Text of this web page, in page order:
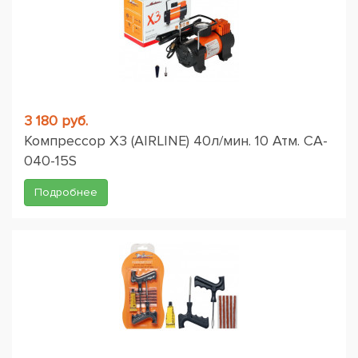
3 180 руб.
Компрессор X3 (AIRLINE) 40л/мин. 10 Атм. CA-
040-15S
Подробнее